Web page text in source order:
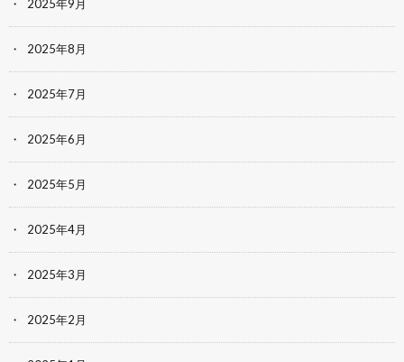
2025年9月
2025年8月
2025年7月
2025年6月
2025年5月
2025年4月
2025年3月
2025年2月